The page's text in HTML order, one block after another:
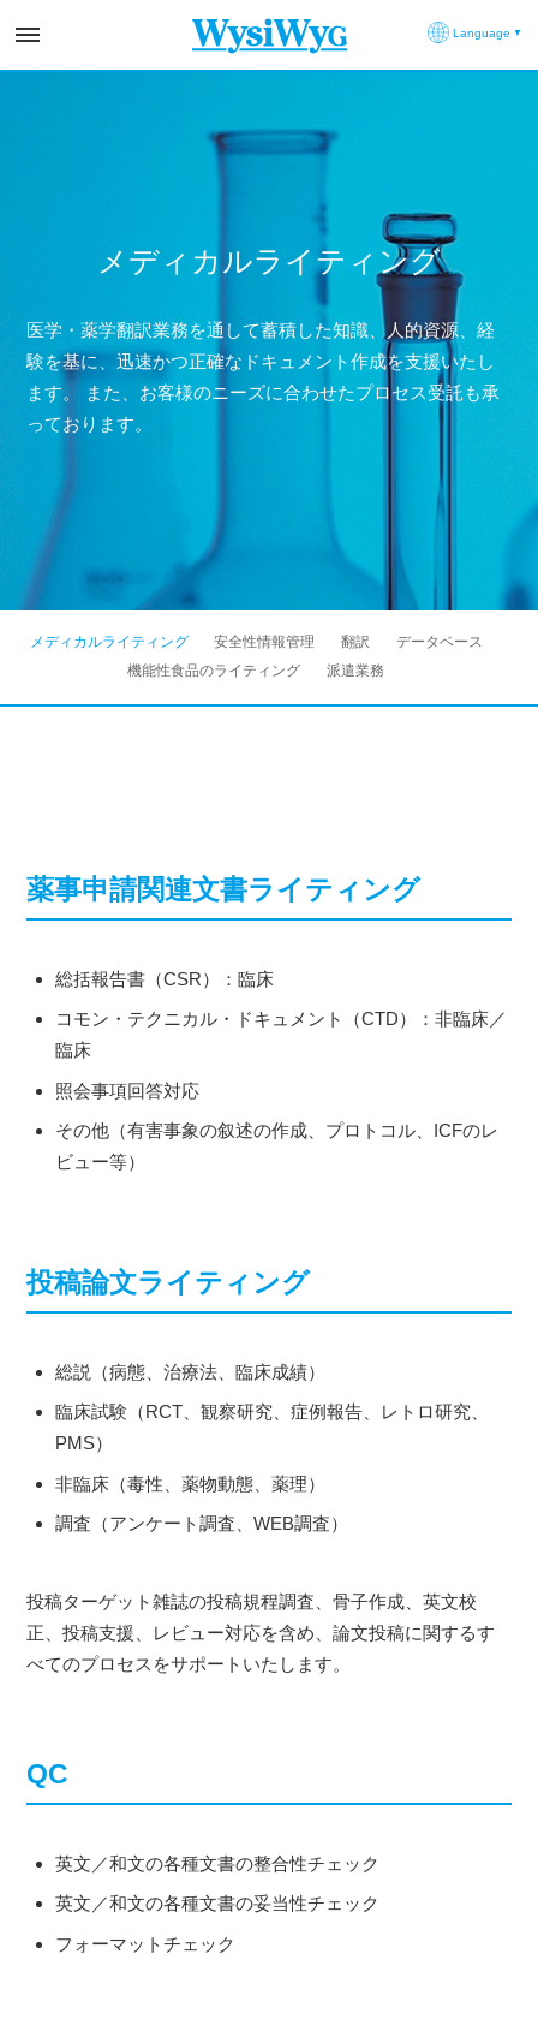
Language
メディカルライティング
医学・薬学翻訳業務を通して蓄積した知識、人的資源、経
験を基に、迅速かつ正確なドキュメント作成を支援いたし
ます。 また、お客様のニーズに合わせたプロセス受託も承
っております。
メディカルライティング 安全性情報管理 翻訳
データベース
機能性食品のライティング
派遣業務
薬事申請関連文書ライティング
総括報告書（CSR）：臨床
コモン・テクニカル・ドキュメント（CTD）：非臨床／
臨床
照会事項回答対応
その他（有害事象の叙述の作成、プロトコル、ICFのレ
ビュー等）
投稿論文ライティング
総説（病態、治療法、臨床成績）
臨床試験（RCT、観察研究、症例報告、レトロ研究、
PMS）
非臨床（毒性、薬物動態、薬理）
調査（アンケート調査、WEB調査）
投稿ターゲット雑誌の投稿規程調査、骨子作成、英文校
正、投稿支援、レビュー対応を含め、論文投稿に関するす
べてのプロセスをサポートいたします。
QC
英文／和文の各種文書の整合性チェック
英文／和文の各種文書の妥当性チェック
フォーマットチェック